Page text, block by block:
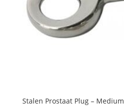
Stalen Prostaat Plug – Medium